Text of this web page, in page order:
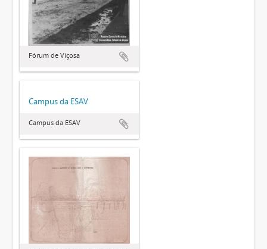
Fórum de Viçosa
Campus da ESAV
Campus da ESAV